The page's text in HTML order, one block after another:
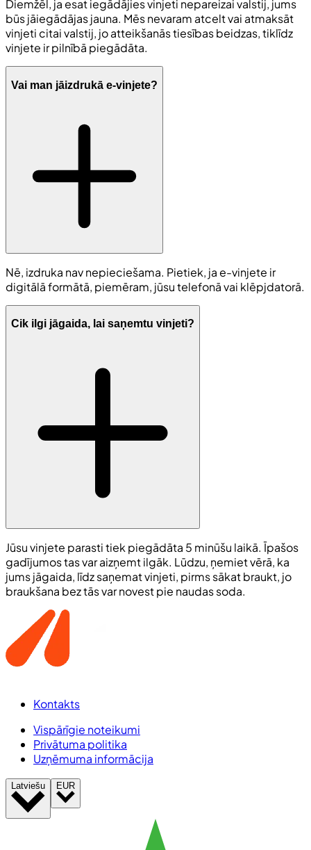
Diemžēl, ja esat iegādājies vinjeti nepareizai valstij, jums
būs jāiegādājas jauna. Mēs nevaram atcelt vai atmaksāt
vinjeti citai valstij, jo atteikšanās tiesības beidzas, tiklīdz
vinjete ir pilnībā piegādāta.
Vai man jāizdrukā e-vinjete?
Nē, izdruka nav nepieciešama. Pietiek, ja e-vinjete ir
digitālā formātā, piemēram, jūsu telefonā vai klēpjdatorā.
Cik ilgi jāgaida, lai saņemtu vinjeti?
Jūsu vinjete parasti tiek piegādāta 5 minūšu laikā. Īpašos
gadījumos tas var aizņemt ilgāk. Lūdzu, ņemiet vērā, ka
jums jāgaida, līdz saņemat vinjeti, pirms sākat braukt, jo
braukšana bez tās var novest pie naudas soda.
Kontakts
Vispārīgie noteikumi
Privātuma politika
Uzņēmuma informācija
Latviešu EUR